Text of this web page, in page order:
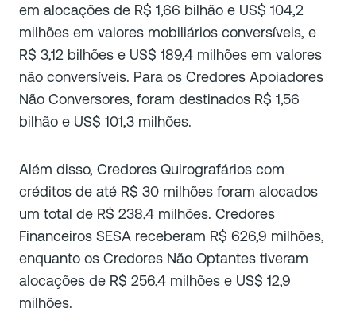
em alocações de R$ 1,66 bilhão e US$ 104,2
milhões em valores mobiliários conversíveis, e
R$ 3,12 bilhões e US$ 189,4 milhões em valores
não conversíveis. Para os Credores Apoiadores
Não Conversores, foram destinados R$ 1,56
bilhão e US$ 101,3 milhões.
Além disso, Credores Quirografários com
créditos de até R$ 30 milhões foram alocados
um total de R$ 238,4 milhões. Credores
Financeiros SESA receberam R$ 626,9 milhões,
enquanto os Credores Não Optantes tiveram
alocações de R$ 256,4 milhões e US$ 12,9
milhões.